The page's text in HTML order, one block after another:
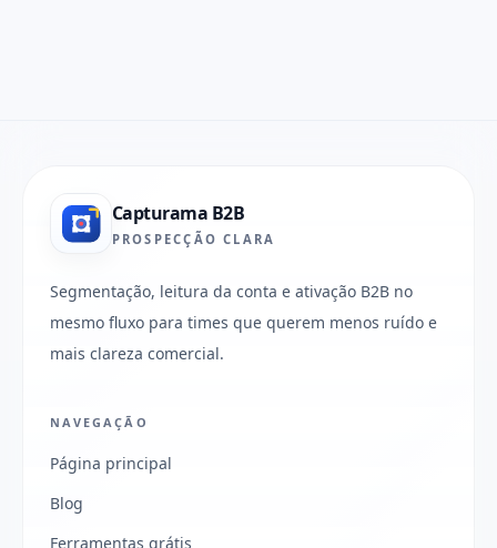
Capturama B2B
PROSPECÇÃO CLARA
Segmentação, leitura da conta e ativação B2B no
mesmo fluxo para times que querem menos ruído e
mais clareza comercial.
NAVEGAÇÃO
Página principal
Blog
Ferramentas grátis